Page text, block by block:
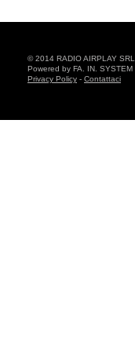
© 2014 RADIO AIRPLAY
Powered by FA. IN.
Privacy Policy - Contattaci